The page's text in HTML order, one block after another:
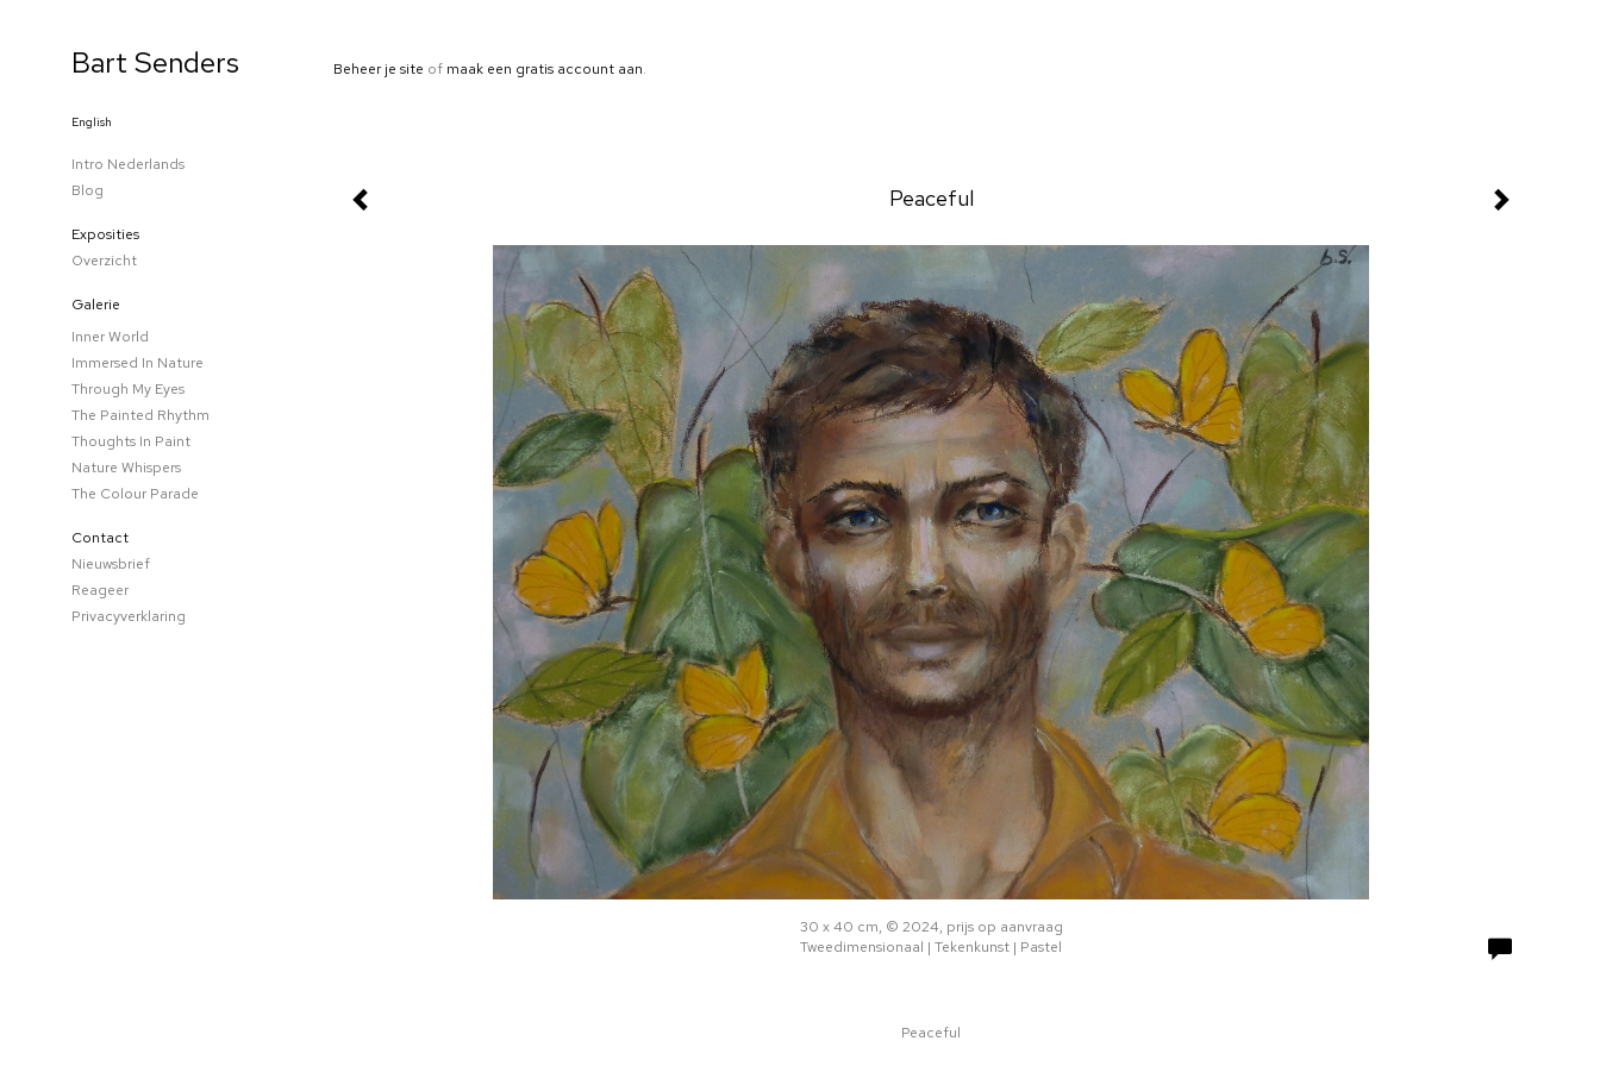
Beheer je site of maak een gratis account aan.
Peaceful
30 x 40 cm, © 2024, prijs op aanvraag
Tweedimensionaal | Tekenkunst | Pastel
Peaceful
Bart Senders
English
Intro Nederlands
Blog
Exposities
Overzicht
Galerie
Inner World
Immersed In Nature
Through My Eyes
The Painted Rhythm
Thoughts In Paint
Nature Whispers
The Colour Parade
Contact
Nieuwsbrief
Reageer
Privacyverklaring